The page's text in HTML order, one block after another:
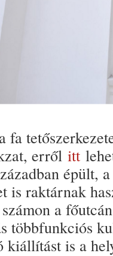
fa
erről itt
épült,
is raktárnak
a
többfunkciós
kiállítást is a